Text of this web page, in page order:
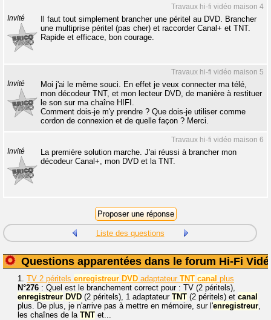
Travaux hi-fi vidéo maison 4
Invité
Il faut tout simplement brancher une péritel au DVD. Brancher
une multiprise péritel (pas cher) et raccorder Canal+ et TNT.
Rapide et efficace, bon courage.
Travaux hi-fi vidéo maison 5
Invité
Moi j'ai le même souci. En effet je veux connecter ma télé,
mon décodeur TNT, et mon lecteur DVD, de manière à restituer
le son sur ma chaîne HIFI.
Comment dois-je m'y prendre ? Que dois-je utiliser comme
cordon de connexion et de quelle façon ? Merci.
Travaux hi-fi vidéo maison 6
Invité
La première solution marche. J'ai réussi à brancher mon
décodeur Canal+, mon DVD et la TNT.
Liste des questions
Questions apparentées dans le forum Hi-Fi
1. TV 2 péritels enregistreur DVD adaptateur TNT canal plus
N°276 : Quel est le branchement correct pour : TV (2 péritels),
enregistreur DVD (2 péritels), 1 adaptateur TNT (2 péritels) et canal
plus. De plus, je n'arrive pas à mettre en mémoire, sur l'enregistreur,
les chaînes de la TNT et...